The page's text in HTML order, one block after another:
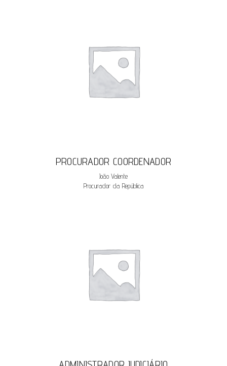
PROCURADOR COORDENADOR
João Valente
Procurador da República